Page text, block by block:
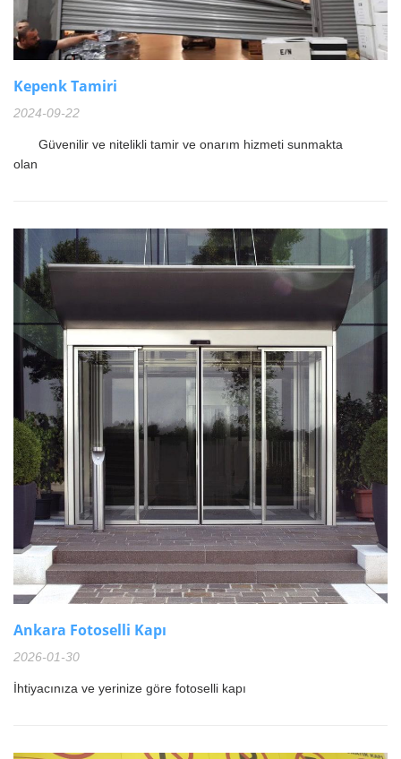
Kepenk Tamiri
2024-09-22
Güvenilir ve nitelikli tamir ve onarım hizmeti sunmakta
olan
Ankara Fotoselli Kapı
2026-01-30
İhtiyacınıza ve yerinize göre fotoselli kapı